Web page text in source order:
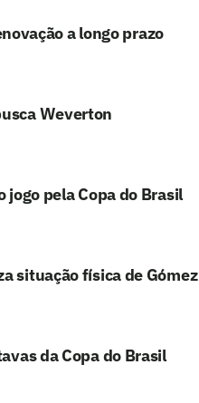
a longo prazo
Weverton
jogo pela Copa do Brasil
situação física de Gómez
da Copa do Brasil